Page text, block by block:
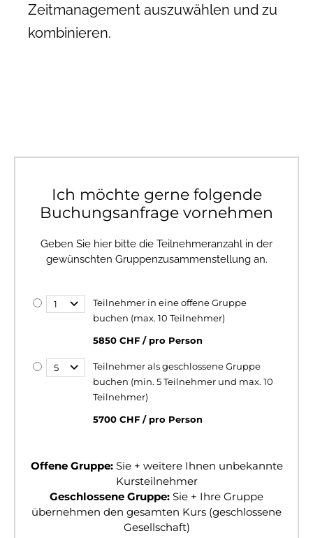
Zeitmanagement auszuwählen und zu
kombinieren.
Ich möchte gerne folgende
Buchungsanfrage vornehmen
Geben Sie hier bitte die Teilnehmeranzahl in der
gewünschten Gruppenzusammenstellung an.
Teilnehmer in eine offene Gruppe
buchen (max. 10 Teilnehmer)
5850 CHF / pro Person
Teilnehmer als geschlossene Gruppe
buchen (min. 5 Teilnehmer und max. 10
Teilnehmer)
5700 CHF / pro Person
Offene Gruppe:Sie + weitere Ihnen unbekannte
Kursteilnehmer
Geschlossene Gruppe: Sie + Ihre Gruppe
übernehmen den gesamten Kurs (geschlossene
Gesellschaft)